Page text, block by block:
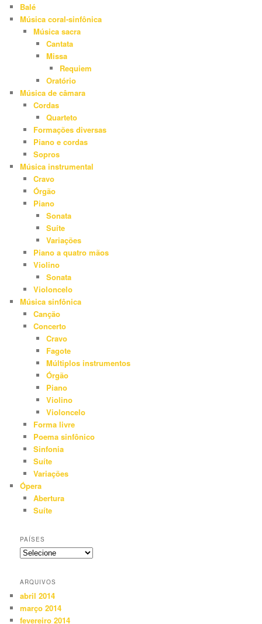
Balé
Música coral-sinfônica
Música sacra
Cantata
Missa
Requiem
Oratório
Música de câmara
Cordas
Quarteto
Formações diversas
Piano e cordas
Sopros
Música instrumental
Cravo
Órgão
Piano
Sonata
Suíte
Variações
Piano a quatro mãos
Violino
Sonata
Violoncelo
Música sinfônica
Canção
Concerto
Cravo
Fagote
Múltiplos instrumentos
Órgão
Piano
Violino
Violoncelo
Forma livre
Poema sinfônico
Sinfonia
Suíte
Variações
Ópera
Abertura
Suíte
PAÍSES
ARQUIVOS
abril 2014
março 2014
fevereiro 2014